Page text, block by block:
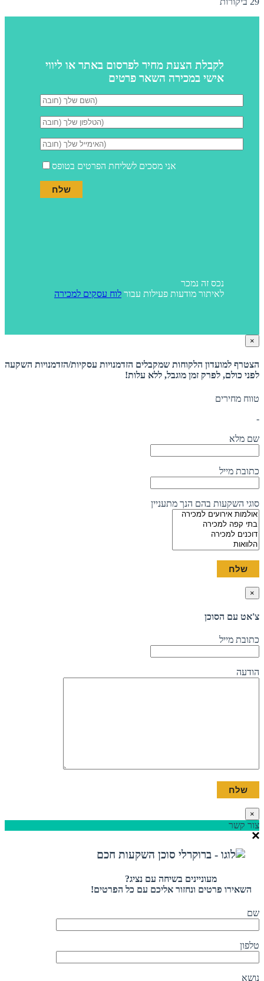
לקבלת הצעת מחיר לפרסום באתר או ליווי
אישי במכירה השאר פרטים
אני מסכים לשליחת הפרטים בטופס
נכס זה נמכר
לאיתור מודעות פעילות עבור לוח עסקים למכירה
×
הצטרף למועדון הלקוחות שמקבלים הזדמנויות עסקיות/הזדמנויות השקעה
לפני כולם, לפרק זמן מוגבל, ללא עלות!
טווח מחירים
-
שם מלא
כתובת מייל
סוגי השקעות בהם הנך מתעניין
×
צ'אט עם הסוכן
כתובת מייל
הודעה
×
צור קשר
מעוניינים בשיחה עם נציג?
השאירו פרטים ונחזור אליכם עם כל הפרטים!
שם
טלפון
נושא